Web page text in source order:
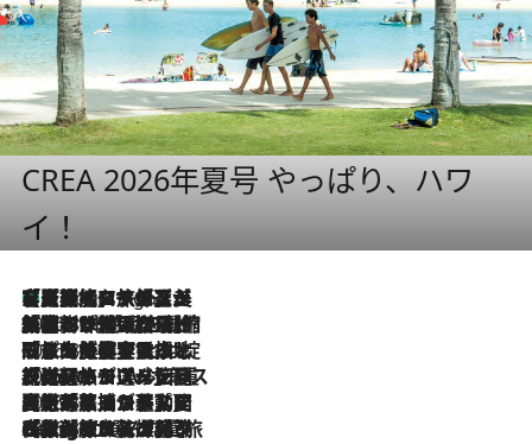
CREA 2026年夏号 やっぱり、ハワ
イ！
3 Hours Ago
【厳選旅コスメ】「多機能アイテムがメイン！」旅好き美容エディターが選んだ夏旅ベストコスメを発表【Mサイズジップ】
2026.8.6
「荷物が増えるほど旅ストレスは増す」美容ジャーナリストがたどり着いた最終結論。“化粧品を劇的に減らす”感動の凝縮美容とは
2026.8.6
「旅先には金髪ウィッグを持参」日本と同じメイクでは損してる!? 美容ジャーナリストが提案する“掟破りの旅美容”とは
2026.8.6
【厳選旅コスメ】「身軽さ＆UV対策重視！」ヘアアーティストshucoが選んだ夏旅ベストコスメを発表【Mサイズジップ】
2026.8.5
【厳選旅コスメ】国内をあちこち移動する河井菜摘が選んだ夏旅ベストコスメ発表！「リラックスアイテムはマスト」【Mサイズジップ】
2026.8.4
【厳選旅コスメ】「紫外線＆乾燥対策しながらメイク感も！」ヘア＆メイクGeorgeが選んだ夏旅ベストコスメを発表！【Mサイズジップ】